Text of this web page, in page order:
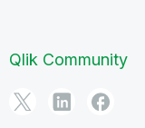
Qlik Community